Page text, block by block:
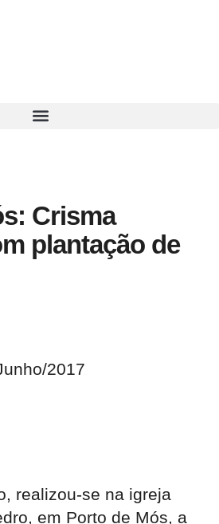
Crisma
plantação de
2017
realizou-se na igreja
em Porto de Mós, a